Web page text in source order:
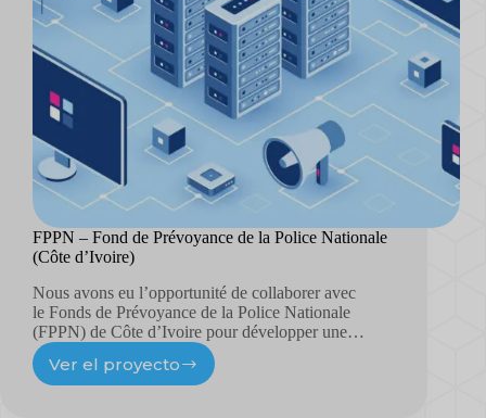
FPPN – Fond de Prévoyance de la Police Nationale
(Côte d’Ivoire)
Nous avons eu l’opportunité de collaborer avec
le Fonds de Prévoyance de la Police Nationale
(FPPN) de Côte d’Ivoire pour développer une…
Ver el proyecto